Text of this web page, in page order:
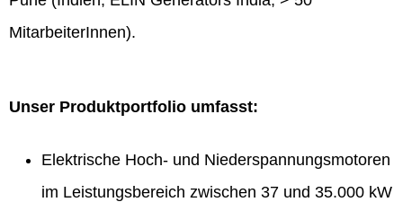
MitarbeiterInnen).
Unser Produktportfolio umfasst:
Elektrische Hoch- und Niederspannungsmotoren
im Leistungsbereich zwischen 37 und 35.000 kW